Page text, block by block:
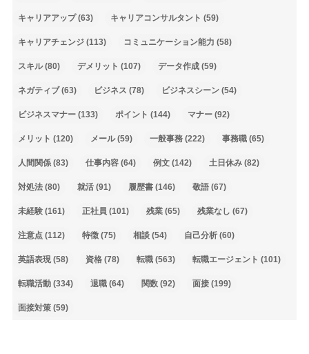
キャリアアップ(63) キャリアコンサルタント (59)
キャリアチェンジ(113) コミュニケーション能力 (58)
スキル(80) デメリット (107) データ作成(59)
ネガティブ(63) ビジネス (78) ビジネスシーン(54)
ビジネスマナー(133) ポイント (144) マナー(92)
メリット (120) メール(59) 一般事務(222) 事務職(65)
人間関係(83) 仕事内容(64) 例文(142) 土日休み(82)
対処法(80) 就活(91) 履歴書(146) 敬語(67)
未経験(161) 正社員 (101) 残業(65) 残業なし (67)
注意点(112) 特徴(75) 相談(54) 自己分析(60)
英語表現(58) 資格(78) 転職(563) 転職エージェント (101)
転職活動(334) 退職(64) 関数(92) 面接(199)
面接対策(59)